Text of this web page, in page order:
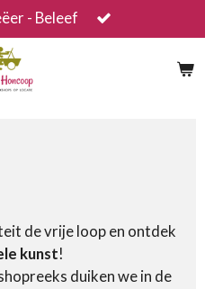
- Beleef
de vrije loop en ontdek
kunst!
duiken we in de